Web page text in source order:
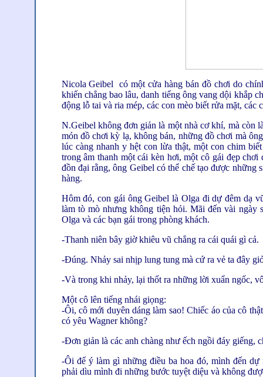
Nicola Geibel có một cửa hàng bán đồ chơi do
khiến chẳng bao lâu, danh tiếng ông vang dội khắp
động lỗ tai và ria mép, các con mèo biết rửa mặt,
N.Geibel không đơn giản là một nhà cơ khí, mà còn
món đồ chơi kỳ lạ, không bán, những đồ chơi mà
lúc càng nhanh y hệt con lừa thật, một con chim
trong âm thanh một cái kèn hơi, một cô gái đẹp
đồn đại rằng, ông Geibel có thể chế tạo được những
hàng.
Hôm đó, con gái ông Geibel là Olga đi dự đêm dạ
làm tò mò nhưng không tiện hỏi. Mãi đến vài ngày
Olga và các bạn gái trong phòng khách.
-Thanh niên bây giờ khiêu vũ chẳng ra cái quái gì cả.
-Đúng. Nhảy sai nhịp lung tung mà cứ ra vẻ ta đây
-Và trong khi nhảy, lại thốt ra những lời xuẩn ngốc,
Một cô lên tiếng nhái giọng:
-Ôi, cô mới duyên dáng làm sao! Chiếc áo của cô
có yêu Wagner không?
-Đơn giản là các anh chàng như ếch ngồi đáy giếng,
-Ôi để ý làm gì những điều ba hoa đó, mình đến
phải dìu mình đi những bước tuyệt diệu và không